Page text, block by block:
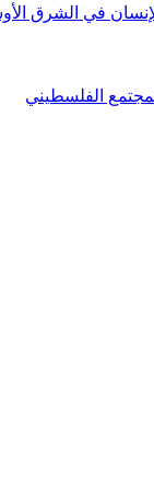
في الشرق
الفلسطيني